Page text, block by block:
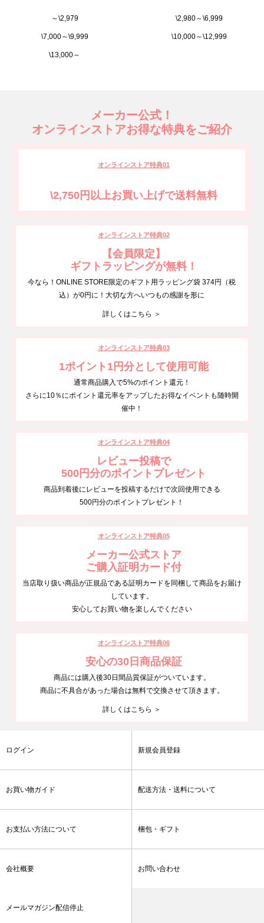
～\2,979 \2,980～\6,999
\7,000～\9,999 \10,000～\12,999
\13,000～
メーカー公式！
オンラインストアお得な特典をご紹介
オンラインストア特典01
\2,750円以上お買い上げで送料無料
オンラインストア特典02
【会員限定】
ギフトラッピングが無料！
今なら！ONLINE STORE限定のギフト用ラッピング袋 374円（税
込）が0円に！大切な方へいつもの感謝を形に
詳しくはこちら ＞
オンラインストア特典03
1ポイント1円分として使用可能
通常商品購入で5%のポイント還元！
さらに10％にポイント還元率をアップしたお得なイベントも随時開
催中！
オンラインストア特典04
レビュー投稿で
500円分のポイントプレゼント
商品到着後にレビューを投稿するだけで次回使用できる
500円分のポイントプレゼント！
オンラインストア特典05
メーカー公式ストア
ご購入証明カード付
当店取り扱い商品が正規品である証明カードを同梱して商品をお届け
しています。
安心してお買い物を楽しんでください
オンラインストア特典06
安心の30日商品保証
商品には購入後30日間品質保証がついています。
商品に不具合があった場合は無料で交換させて頂きます。
詳しくはこちら ＞
ログイン 新規会員登録
お買い物ガイド 配送方法・送料について
お支払い方法について 梱包・ギフト
会社概要 お問い合わせ
メールマガジン配信停止